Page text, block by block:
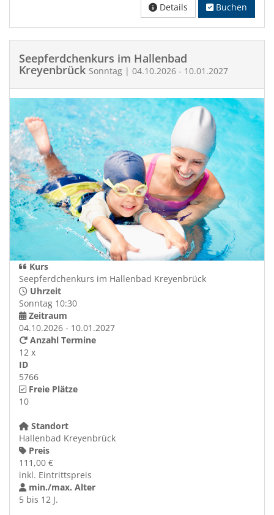
Details Buchen
Seepferdchenkurs im Hallenbad
Kreyenbrück Sonntag | 04.10.2026 - 10.01.2027
Kurs
Seepferdchenkurs im Hallenbad Kreyenbrück
Uhrzeit
Sonntag 10:30
Zeitraum
04.10.2026 - 10.01.2027
Anzahl Termine
12 x
ID
5766
Freie Plätze
10
Standort
Hallenbad Kreyenbrück
Preis
111,00 €
inkl. Eintrittspreis
min./max. Alter
5 bis 12 J.